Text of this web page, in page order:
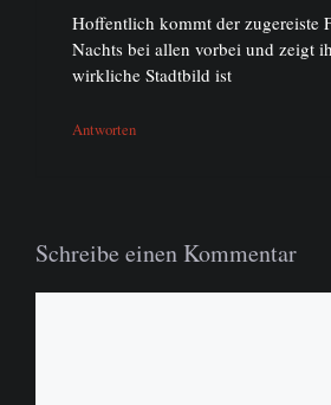
Hoffentlich kommt der zugereiste
Nachts bei allen vorbei und zeigt
wirkliche Stadtbild ist
Antworten
Schreibe einen Kommentar